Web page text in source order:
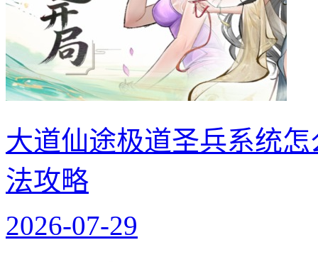
大道仙途极道圣兵系统
法攻略
2026-07-29